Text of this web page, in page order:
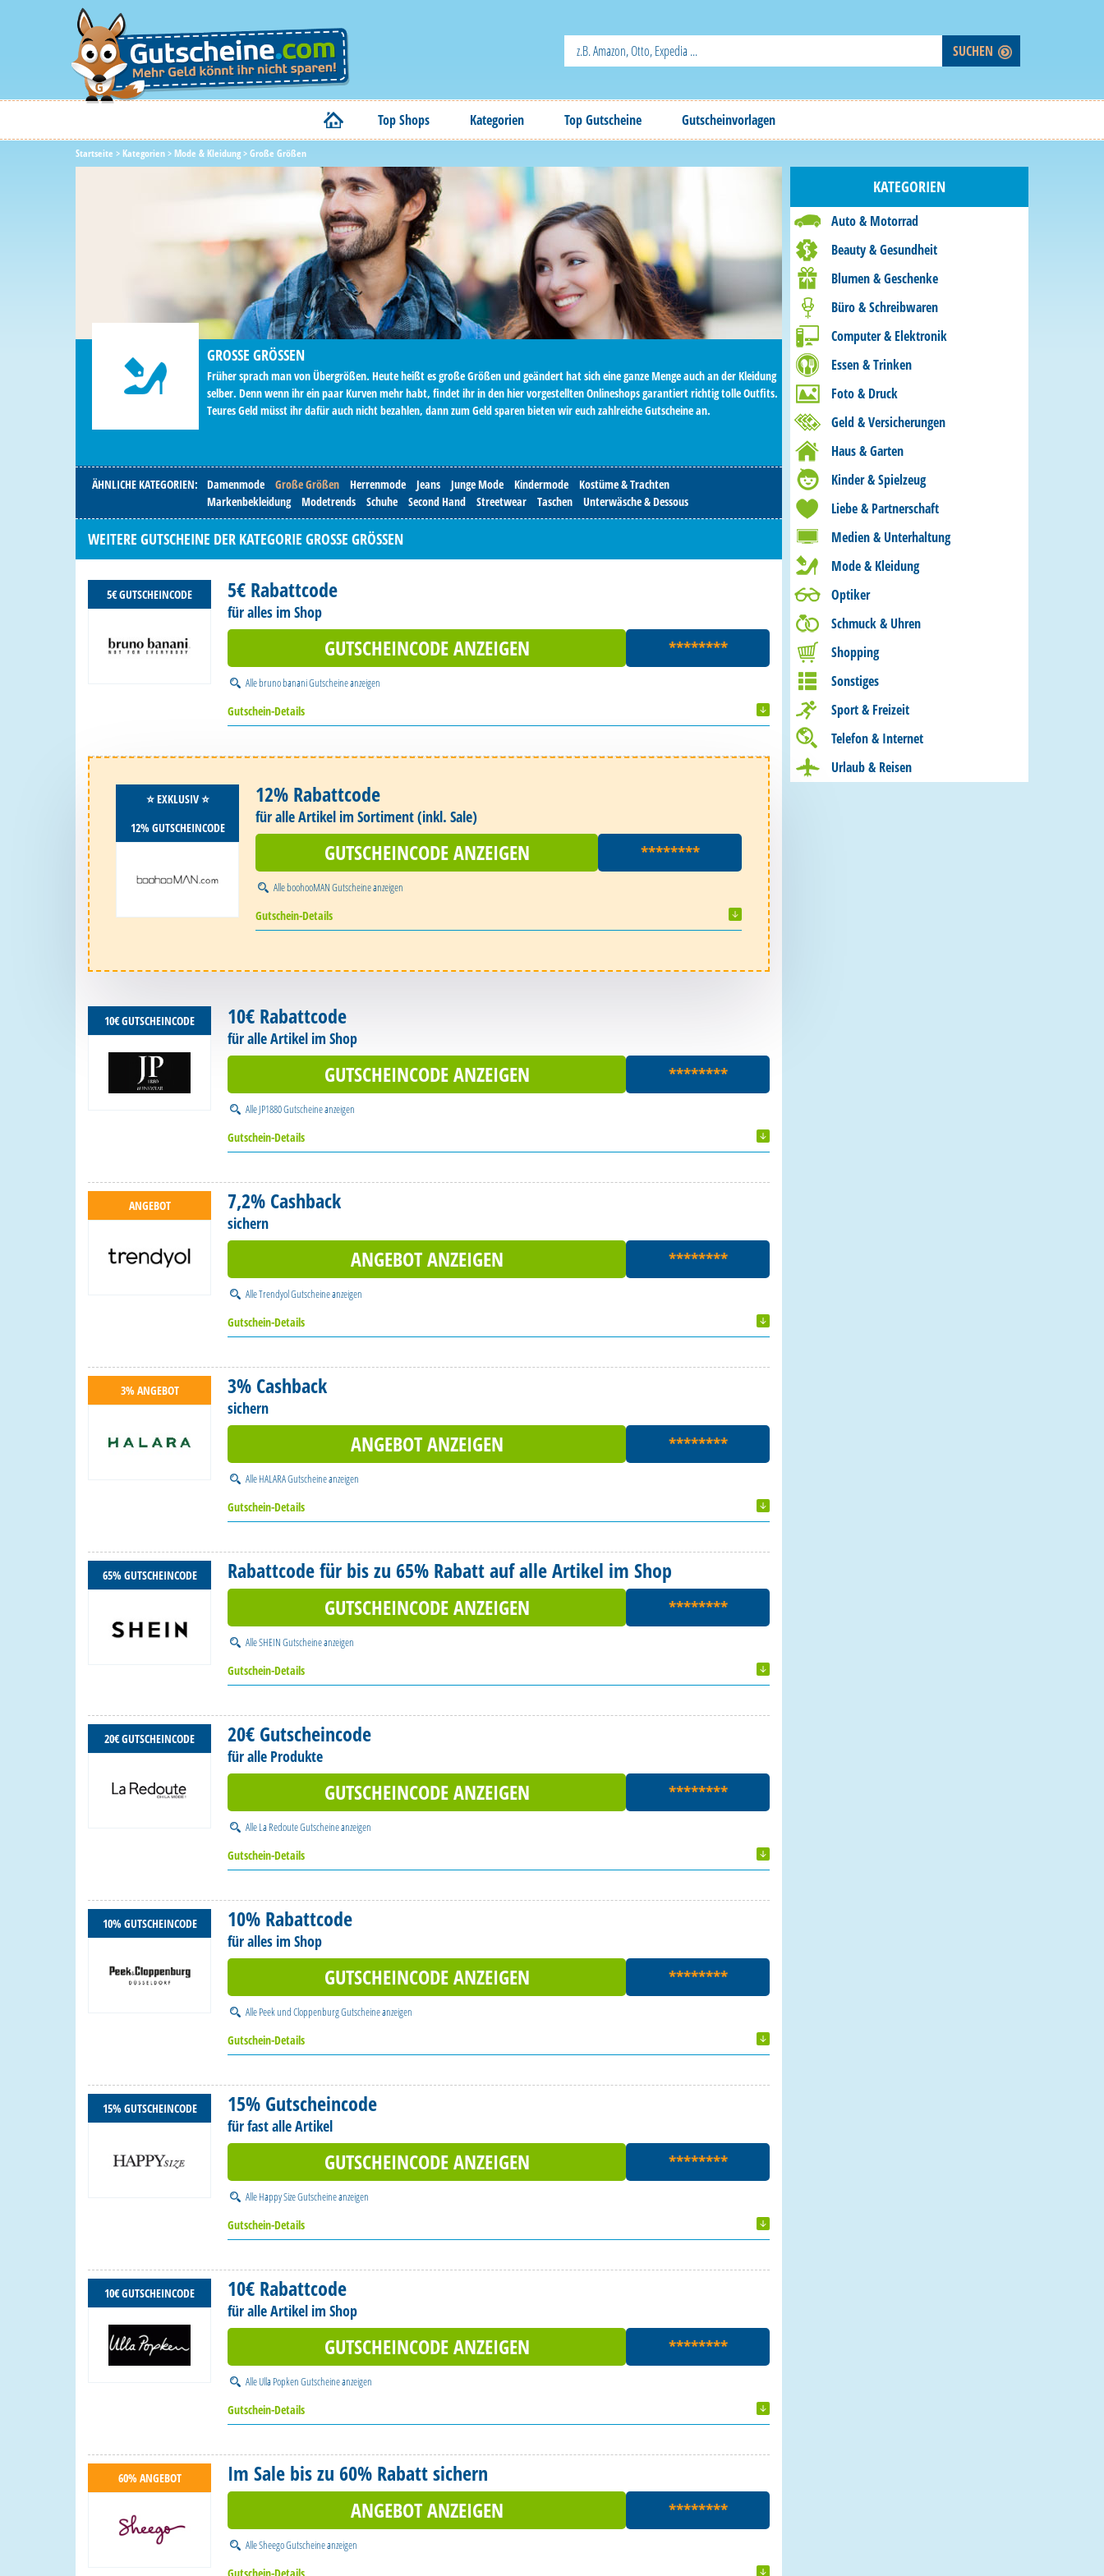
Top Shops Kategorien Top Gutscheine Gutscheinvorlagen
Startseite >Kategorien>Mode & Kleidung>Große Größen
GROSSE GRÖSSEN
Früher sprach man von Übergrößen. Heute heißt es große Größen und geändert hat sich eine ganze Menge auch an der Kleidung
selber. Denn wenn ihr ein paar Kurven mehr habt, findet ihr in den hier vorgestellten Onlineshops garantiert richtig tolle Outfits.
Teures Geld müsst ihr dafür auch nicht bezahlen, dann zum Geld sparen bieten wir euch zahlreiche Gutscheine an.
ÄHNLICHE KATEGORIEN: Damenmode Große Größen Herrenmode Jeans Junge Mode Kindermode
Kostüme & Trachten
Markenbekleidung
Modetrends Schuhe Second Hand Streetwear Taschen Unterwäsche & Dessous
WEITERE GUTSCHEINE DER KATEGORIE GROSSE GRÖSSEN
5€ GUTSCHEINCODE 5€ Rabattcode
für alles im Shop
GUTSCHEINCODE ANZEIGEN ********
Allebruno banani Gutscheineanzeigen
Gutschein-Details
⭐️ EXKLUSIV ⭐️
12% GUTSCHEINCODE
12% Rabattcode
für alle Artikel im Sortiment (inkl. Sale)
GUTSCHEINCODE ANZEIGEN ********
AlleboohooMAN Gutscheineanzeigen
Gutschein-Details
10€ GUTSCHEINCODE 10€ Rabattcode
für alle Artikel im Shop
GUTSCHEINCODE ANZEIGEN ********
AlleJP1880 Gutscheineanzeigen
Gutschein-Details
ANGEBOT 7,2% Cashback
sichern
ANGEBOT ANZEIGEN ********
AlleTrendyol Gutscheineanzeigen
Gutschein-Details
3% ANGEBOT 3% Cashback
sichern
ANGEBOT ANZEIGEN ********
AlleHALARA Gutscheineanzeigen
Gutschein-Details
65% GUTSCHEINCODE
Rabattcode für bis zu 65% Rabatt auf alle Artikel im Shop
GUTSCHEINCODE ANZEIGEN
********
AlleSHEIN Gutscheineanzeigen
Gutschein-Details
20€ GUTSCHEINCODE 20€ Gutscheincode
für alle Produkte
GUTSCHEINCODE ANZEIGEN ********
AlleLa Redoute Gutscheineanzeigen
Gutschein-Details
10% GUTSCHEINCODE 10% Rabattcode
für alles im Shop
GUTSCHEINCODE ANZEIGEN ********
AllePeek und Cloppenburg Gutscheineanzeigen
Gutschein-Details
15% GUTSCHEINCODE 15% Gutscheincode
für fast alle Artikel
GUTSCHEINCODE ANZEIGEN ********
AlleHappy Size Gutscheineanzeigen
Gutschein-Details
10€ GUTSCHEINCODE 10€ Rabattcode
für alle Artikel im Shop
GUTSCHEINCODE ANZEIGEN ********
AlleUlla Popken Gutscheineanzeigen
Gutschein-Details
60% ANGEBOT
Im Sale bis zu 60% Rabatt sichern
ANGEBOT ANZEIGEN
********
AlleSheego Gutscheineanzeigen
Gutschein-Details
KATEGORIEN
Auto & Motorrad
Beauty & Gesundheit
Blumen & Geschenke
Büro & Schreibwaren
Computer & Elektronik
Essen & Trinken
Foto & Druck
Geld & Versicherungen
Haus & Garten
Kinder & Spielzeug
Liebe & Partnerschaft
Medien & Unterhaltung
Mode & Kleidung
Optiker
Schmuck & Uhren
Shopping
Sonstiges
Sport & Freizeit
Telefon & Internet
Urlaub & Reisen